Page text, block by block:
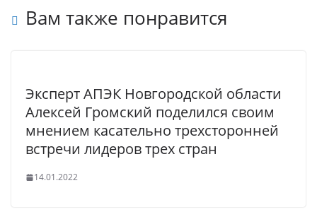
Вам также понравится
Эксперт АПЭК Новгородской области
Алексей Громский поделился своим
мнением касательно трехсторонней
встречи лидеров трех стран
14.01.2022